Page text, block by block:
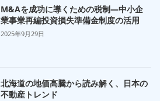
M&Aを成功に導くための税制—中小企
業事業再編投資損失準備金制度の活用
2025年9月29日
北海道の地価高騰から読み解く、日本の
不動産トレンド